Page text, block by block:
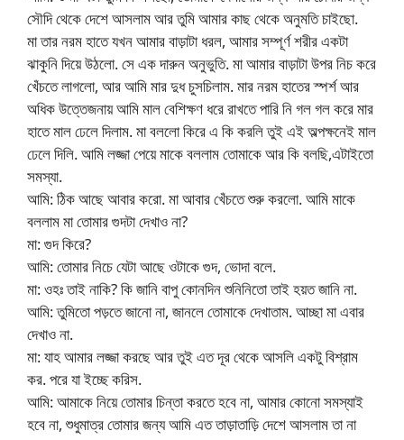
সৌদি থেকে দেশে আসলাম আর তুমি আমার কাছ থেকে অনুমতি চাইছো.
মা তার নরম হাতে যখন আমার বাড়াটা ধরল, আমার সম্পূর্ণ শরীর একটা
ঝাকুনি দিয়ে উঠলো. সে এক দারুন অনুভুতি. মা আমার বাড়াটা উপর নিচ করে
খেঁচতে লাগলো, আর আমি মার দুধ চুসচিলাম. মার নরম হাতের স্পর্শ আর
অধিক উত্তেজনায় আমি মাল বেশিক্ষণ ধরে রাখতে পারি নি গল গল করে মার
হাতে মাল ঢেলে দিলাম. মা বললো কিরে এ কি করলি তুই এই অল্পক্ষনেই মাল
ঢেলে দিলি. আমি লজ্জা পেয়ে মাকে বললাম তোমাকে আর কি বলছি,এটাইতো
সমস্যা.
আমি: ঠিক আছে আবার করো. মা আবার খেঁচতে শুরু করলো. আমি মাকে
বললাম মা তোমার গুদটা দেখাও না?
মা: গুদ কিরে?
আমি: তোমার নিচে যেটা আছে ওটাকে গুদ, ভোদা বলে.
মা: ওহঃ তাই নাকি? কি জানি বাপু কোনদিন শুনিনিতো তাই হয়ত জানি না.
আমি: তুমিতো পড়তে জানো না, জানলে তোমাকে দেখাতাম. আচ্ছা মা এবার
দেখাও না.
মা: যাহ আমার লজ্জা করছে আর তুই এত দূর থেকে আসলি একটু বিশ্রাম
কর. পরে যা ইচ্ছে করিস.
আমি: আমাকে নিয়ে তোমার চিন্তা করতে হবে না, আমার কোনো সমস্যাই
হবে না, শুধুমাত্র তোমার জন্য আমি এত তাড়াতাড়ি দেশে আসলাম তা না